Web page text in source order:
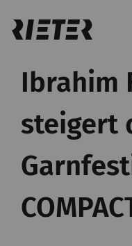
Ibrahim
steigert